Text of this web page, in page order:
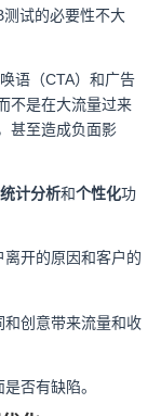
试的必要性不大
语（CTA）和广告
不是在大流量过来
甚至造成负面影
统计分析和个性化功
开的原因和客户的
创意带来流量和收
否有缺陷。